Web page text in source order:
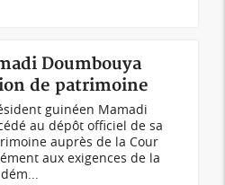
Doumbouya
de patrimoine
guinéen Mamadi
au dépôt officiel de sa
auprès de la Cour
aux exigences de la